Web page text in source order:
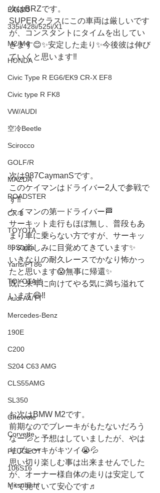
E46M3
335i/428i/525i/X1
M2/M4
HONDA
Civic Type R EG6/EK9 CR-X EF8
Civic type R FK8
VW/AUDI
空冷Beetle
Scirocco
GOLF/R
MAZDA
ROADSTER
CX-8
TOYOTA
80Supra
Yaris/FT86
TOYOTA他
Audi A4/TT
Mercedes-Benz
190E
C200
S204 C63 AMG
CLS55AMG
SL350
Chevrole
Corvette
PEUGEOT
106S16
Mitsubishi
次はBRZです。
SUPERクラスにこの車両は厳しいです
が、コンスタントにタイムを出してい
きます😊✨安定した走り✨今後彼は伸び
ていくと思います‼️
次は987CaymanSです。
このケイマンはドライバー2人で参戦で
す‼️
ケイマンの第一ドライバー🏁
サーキット走行もほぼ無し、普段もあ
まり車に乗らない方ですが、サーキッ
トの楽しみに目覚めてきています✨
いきなりの耐久レースでかなり怖かっ
たと思います😱無事に帰還✨
既に来年に向けてやる気に満ち溢れて
います😄‼️
お次はBMW M2です。
前期なのでブレーキがもたないだろう
なー💦と予想はしていましたが、やは
りブレーキがキツイ😭💦
思い切り楽しむ事は出来ませんでした
が、オーナー様自体の走りは安定して
いて見ていて安心です♬